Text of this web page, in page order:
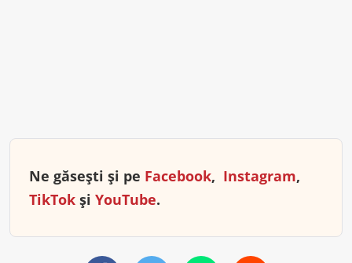
Ne găsești și pe Facebook, Instagram,
TikTok și YouTube.